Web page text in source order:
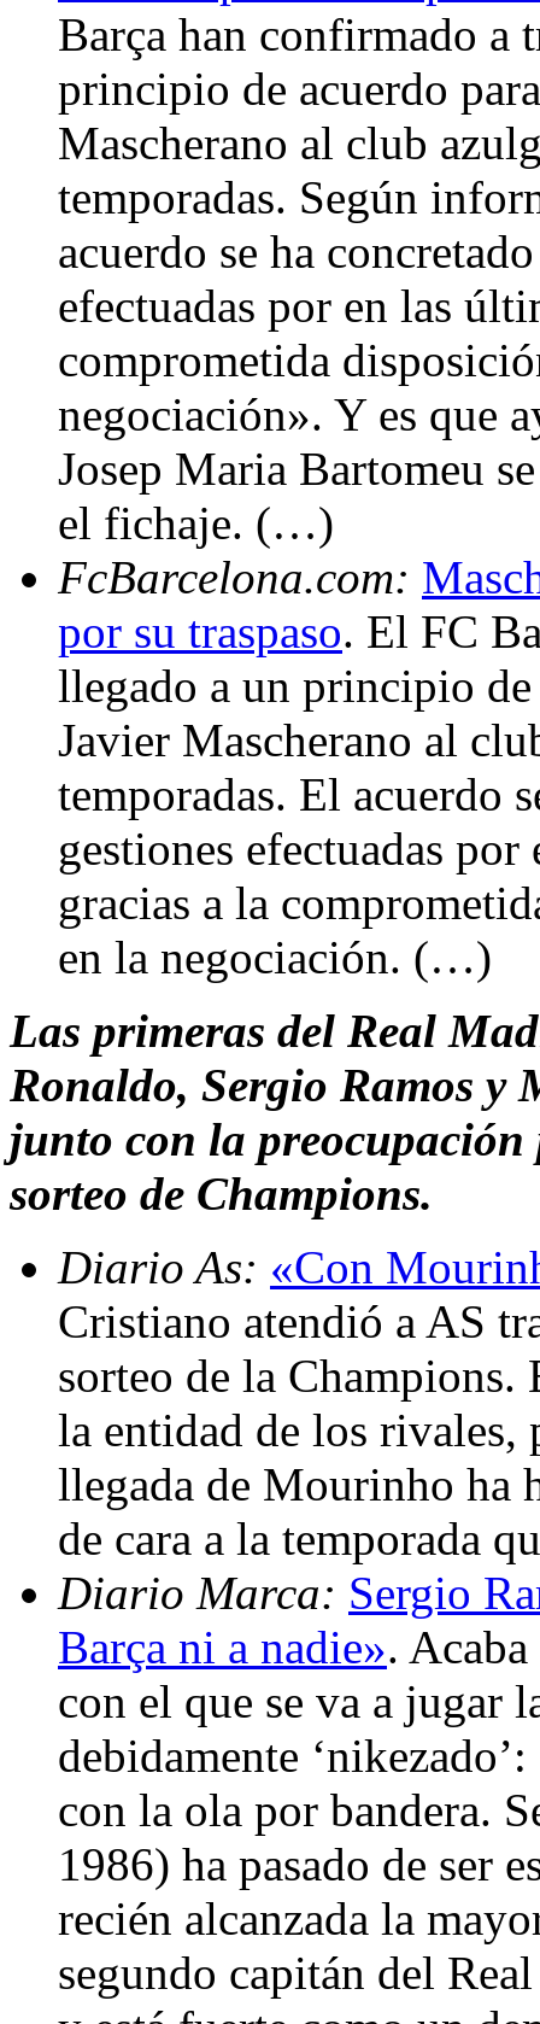
Barça han confirmado a
principio de acuerdo
Mascherano al club
temporadas. Según
acuerdo se ha
efectuadas por en las
comprometida
negociación». Y es que
Josep Maria Bartomeu
el fichaje. (…)
FcBarcelona.com:
por su traspaso. El FC
llegado a un principio de
Javier Mascherano al
temporadas. El acuerdo
gestiones efectuadas
gracias a la
en la negociación. (…)
Las primeras del Real
Ronaldo, Sergio Ramos y
junto con la preocupación
sorteo de Champions.
Diario As: «Con
Cristiano atendió a AS
sorteo de la Champions.
la entidad de los rivales,
llegada de Mourinho ha
de cara a la temporada
Diario Marca: Sergio
Barça ni a nadie».
con el que se va a jugar
debidamente
con la ola por bandera.
1986) ha pasado de ser
recién alcanzada la
segundo capitán del